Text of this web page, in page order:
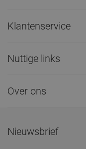
Klantenservice
Nuttige links
Over ons
Nieuwsbrief